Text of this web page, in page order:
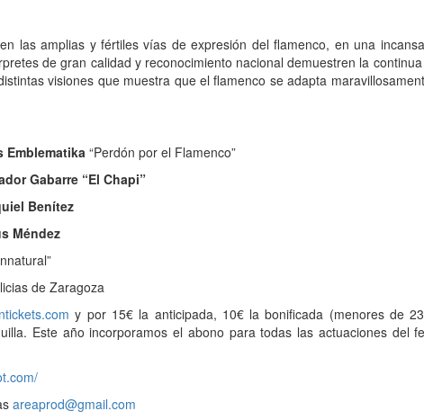
las amplias y fértiles vías de expresión del flamenco, en una
de gran calidad y reconocimiento nacional demuestren la
visiones que muestra que el flamenco se adapta
Emblematika “Perdón por el Flamenco”
Gabarre “El Chapi”
Benítez
Méndez
de Zaragoza
y por 15€ la anticipada, 10€ la bonificada (menores de
Este año incorporamos el abono para todas las actuaciones del
areaprod@gmail.com